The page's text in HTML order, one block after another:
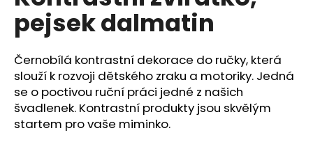
5
hvězdiček.
pejsek dalmatin
Černobílá kontrastní dekorace do ručky, která
slouží k rozvoji dětského zraku a motoriky. Jedná
se o poctivou ruční práci jedné z našich
švadlenek. Kontrastní produkty jsou skvělým
startem pro vaše miminko.
u
j
m
e